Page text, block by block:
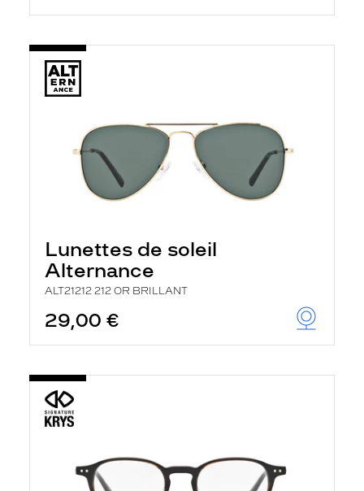
Lunettes de soleil
Alternance
ALT21212 212 OR BRILLANT
29,00 €